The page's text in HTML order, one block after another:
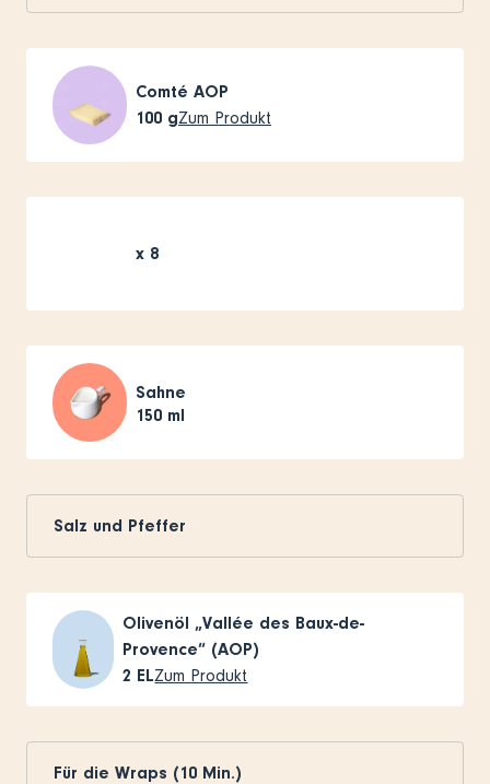
Comté AOP
100 gZum Produkt
x 8
Sahne
150 ml
Salz und Pfeffer
Olivenöl „Vallée des Baux-de-
Provence“ (AOP)
2 ELZum Produkt
Für die Wraps (10 Min.)